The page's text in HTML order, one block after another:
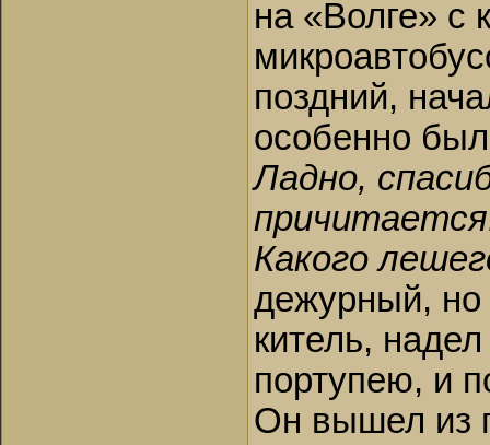
на «Волге» с
поздний,
особенно
Ладно,
Какого
дежурный, но
китель,
портупею, и
Он вышел из